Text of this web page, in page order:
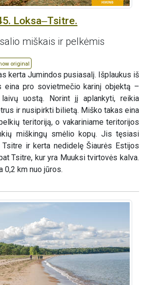
Loksa‒Tsitre.
miškais ir pelkėmis
original
kerta Jumindos pusiasalį. Išplaukus iš
eina pro sovietmečio karinį objektą –
laivų uostą. Norint jį aplankyti, reikia
ir nusipirkti bilietą. Miško takas eina
teritoriją, o vakariniame teritorijos
miškingų smėlio kopų. Jis tęsiasi
ir kerta nedidelę Šiaurės Estijos
Tsitre, kur yra Muuksi tvirtovės kalva.
0,2 km nuo jūros.